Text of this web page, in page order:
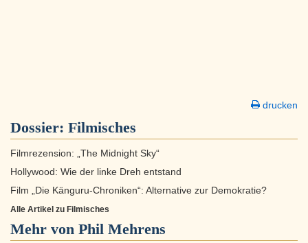
drucken
Dossier: Filmisches
Filmrezension: „The Midnight Sky“
Hollywood: Wie der linke Dreh entstand
Film „Die Känguru-Chroniken“: Alternative zur Demokratie?
Alle Artikel zu Filmisches
Mehr von Phil Mehrens